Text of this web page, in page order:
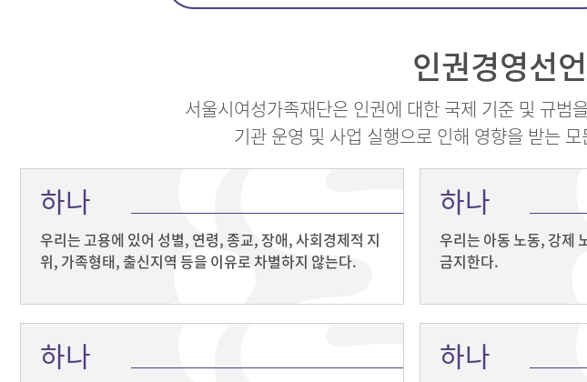
인권경영선
서울시여성가족재단은 인권에 대한 국제 기준 및 규범
기관 운영 및 사업 실행으로 인해 영향을 받는
하나
우리는 고용에 있어 성별, 연령, 종교, 장애, 사회경제적 지
위, 가족형태, 출신지역 등을 이유로 차별하지 않는다.
하나
우리는 아동 노동, 강제
금지한다.
하나 하나